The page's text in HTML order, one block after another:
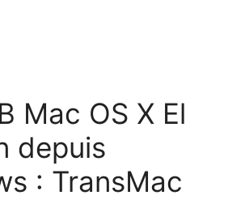
Mac OS X El
depuis
: TransMac